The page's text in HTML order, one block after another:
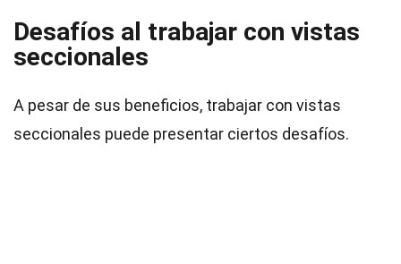
Desafíos al trabajar con vistas
seccionales
A pesar de sus beneficios, trabajar con vistas
seccionales puede presentar ciertos desafíos.